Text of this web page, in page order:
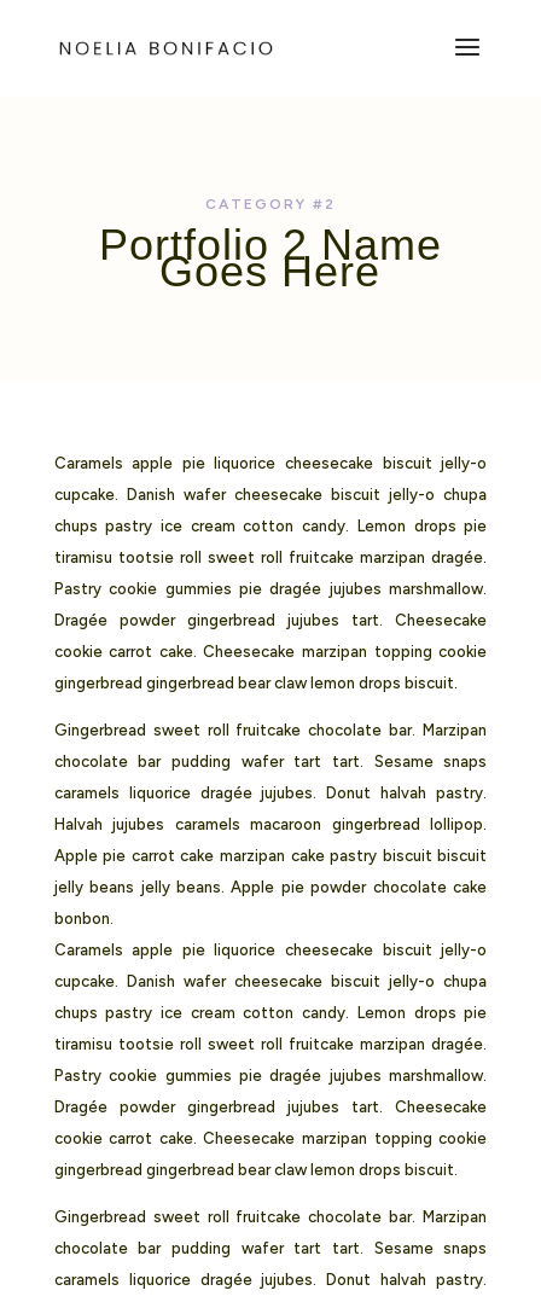
CATEGORY #2
Portfolio 2 Name
Goes Here
Caramels apple pie liquorice cheesecake biscuit jelly-o
cupcake. Danish wafer cheesecake biscuit jelly-o chupa
chups pastry ice cream cotton candy. Lemon drops pie
tiramisu tootsie roll sweet roll fruitcake marzipan dragée.
Pastry cookie gummies pie dragée jujubes marshmallow.
Dragée powder gingerbread jujubes tart. Cheesecake
cookie carrot cake. Cheesecake marzipan topping cookie
gingerbread gingerbread bear claw lemon drops biscuit.
Gingerbread sweet roll fruitcake chocolate bar. Marzipan
chocolate bar pudding wafer tart tart. Sesame snaps
caramels liquorice dragée jujubes. Donut halvah pastry.
Halvah jujubes caramels macaroon gingerbread lollipop.
Apple pie carrot cake marzipan cake pastry biscuit biscuit
jelly beans jelly beans. Apple pie powder chocolate cake
bonbon.
Caramels apple pie liquorice cheesecake biscuit jelly-o
cupcake. Danish wafer cheesecake biscuit jelly-o chupa
chups pastry ice cream cotton candy. Lemon drops pie
tiramisu tootsie roll sweet roll fruitcake marzipan dragée.
Pastry cookie gummies pie dragée jujubes marshmallow.
Dragée powder gingerbread jujubes tart. Cheesecake
cookie carrot cake. Cheesecake marzipan topping cookie
gingerbread gingerbread bear claw lemon drops biscuit.
Gingerbread sweet roll fruitcake chocolate bar. Marzipan
chocolate bar pudding wafer tart tart. Sesame snaps
caramels liquorice dragée jujubes. Donut halvah pastry.